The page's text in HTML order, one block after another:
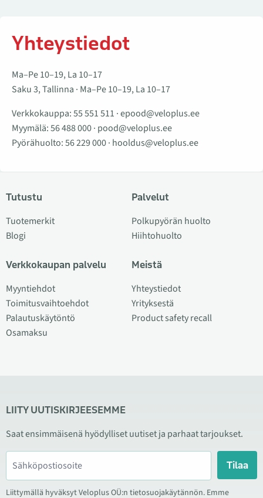
Yhteystiedot
Ma–Pe 10–19, La 10–17
Saku 3, Tallinna · Ma–Pe 10–19, La 10–17
Verkkokauppa:55 551 511 ·epood@veloplus.ee
Myymälä:56 488 000· pood@veloplus.ee
Pyörähuolto:56 229 000· hooldus@veloplus.ee
Tutustu
Tuotemerkit
Blogi
Verkkokaupan palvelu
Myyntiehdot
Toimitusvaihtoehdot
Palautuskäytöntö
Osamaksu
Palvelut
Polkupyörän huolto
Hiihtohuolto
Meistä
Yhteystiedot
Yrityksestä
Product safety recall
LIITY UUTISKIRJEESEMME
Saat ensimmäisenä hyödylliset uutiset ja parhaat tarjoukset.
Tilaa
Liittymällä hyväksyt Veloplus OÜ:n tietosuojakäytännön. Emme